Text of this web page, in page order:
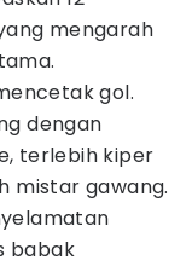
mengarah
gol.
dengan
terlebih kiper
mistar gawang.
babak